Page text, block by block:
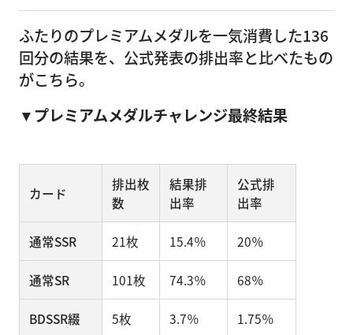
ふたりのプレミアムメダルを一気消費した136
回分の結果を、公式発表の排出率と比べたもの
がこちら。
▼プレミアムメダルチャレンジ最終結果
カード
排出枚
数
結果排
出率
公式排
出率
通常SSR 21枚 15.4％ 20％
通常SR 101枚 74.3％ 68％
BDSSR綴 5枚 3.7％ 1.75％